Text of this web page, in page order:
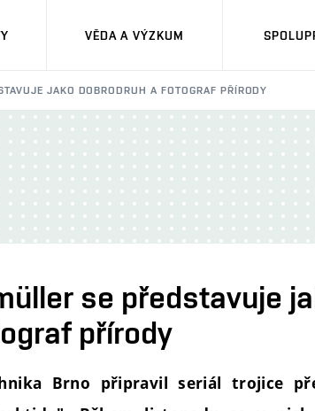
VĚDA A VÝZKUM
JAKO DOBRODRUH A FOTOGRAF PŘÍRODY
se představuje
přírody
Brno připravil seriál trojice